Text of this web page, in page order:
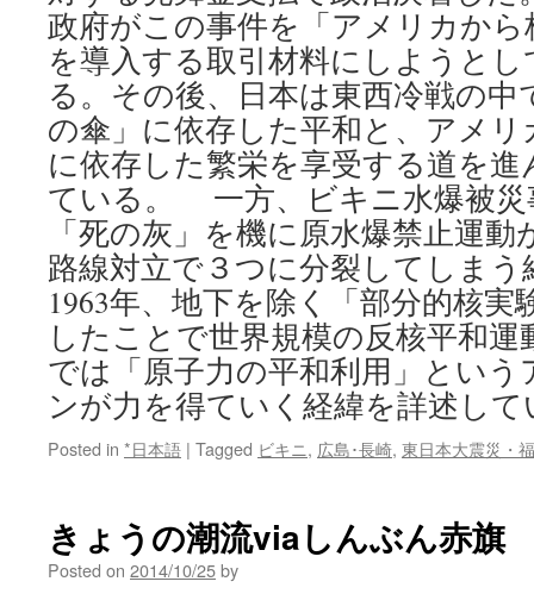
政府がこの事件を「アメリカか
を導入する取引材料にしようと
る。その後、日本は東西冷戦の
の傘」に依存した平和と、アメ
に依存した繁栄を享受する道を
ている。 一方、ビキニ水爆被災
「死の灰」を機に原水爆禁止運
路線対立で３つに分裂してしま
1963年、地下を除く「部分的核実
したことで世界規模の反核平和
では「原子力の平和利用」とい
ンが力を得ていく経緯を詳述し
Posted in *日本語 | Tagged ビキニ, 広島･長崎, 東日本大震災・
きょうの潮流viaしんぶん赤旗
Posted on 2014/10/25by